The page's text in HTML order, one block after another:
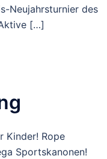
Neujahrsturnier des
[…]
Kinder! Rope
Sportskanonen!